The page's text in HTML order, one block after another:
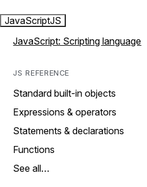
JavaScriptJS
JavaScript: Scripting language
JS REFERENCE
Standard built-in objects
Expressions & operators
Statements & declarations
Functions
See all…